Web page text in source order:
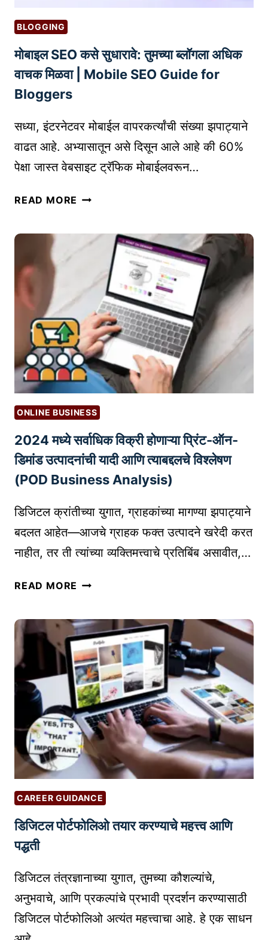
ती
सा
ठी
उ
प
यु
टि
|
M
A
R
K
E
T
N
G
T
P
BLOGGING
मोबाइल SEO कसे सुधारावे: तुमच्या ब्लॉगला अधिक
वाचक मिळवा | Mobile SEO Guide for
Bloggers
सध्या, इंटरनेटवर मोबाईल वापरकर्त्यांची संख्या झपाट्याने
वाढत आहे. अभ्यासातून असे दिसून आले आहे की 60%
पेक्षा जास्त वेबसाइट ट्रॅफिक मोबाईलवरून…
READ MORE मो
O
से
सु
धा
रा
वे
:
तु
म
च्या
ब्लॉ
ग
ला
अ
धि
क
च
मि
ळ
वा
|
M
O
B
I
L
E
S
E
G
D
E
O
ONLINE BUSINESS
2024 मध्ये सर्वाधिक विक्री होणाऱ्या प्रिंट-ऑन-
डिमांड उत्पादनांची यादी आणि त्याबद्दलचे विश्लेषण
(POD Business Analysis)
डिजिटल क्रांतीच्या युगात, ग्राहकांच्या मागण्या झपाट्याने
बदलत आहेत—आजचे ग्राहक फक्त उत्पादने खरेदी करत
नाहीत, तर ती त्यांच्या व्यक्तिमत्त्वाचे प्रतिबिंब असावीत,…
READ MORE 2
4
म
ध्ये
स
र्वा
धि
क
वि
क्री
हो
णा
ऱ्या
प्रिं
ऑ
-
डि
CAREER GUIDANCE
डिजिटल पोर्टफोलिओ तयार करण्याचे महत्त्व आणि
पद्धती
डिजिटल तंत्रज्ञानाच्या युगात, तुमच्या कौशल्यांचे,
अनुभवाचे, आणि प्रकल्पांचे प्रभावी प्रदर्शन करण्यासाठी
डिजिटल पोर्टफोलिओ अत्यंत महत्त्वाचा आहे. हे एक साधन